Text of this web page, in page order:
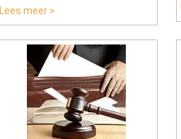
Lees meer >